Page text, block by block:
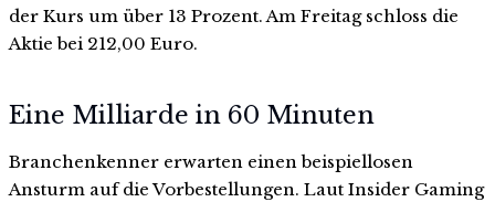
der Kurs um über 13 Prozent. Am Freitag schloss die
Aktie bei 212,00 Euro.
Eine Milliarde in 60 Minuten
Branchenkenner erwarten einen beispiellosen
Ansturm auf die Vorbestellungen. Laut Insider Gaming